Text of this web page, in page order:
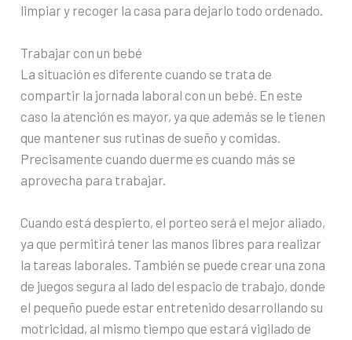
limpiar y recoger la casa para dejarlo todo ordenado.
Trabajar con un bebé
La situación es diferente cuando se trata de
compartir la jornada laboral con un bebé. En este
caso la atención es mayor, ya que además se le tienen
que mantener sus rutinas de sueño y comidas.
Precisamente cuando duerme es cuando más se
aprovecha para trabajar.
Cuando está despierto, el porteo será el mejor aliado,
ya que permitirá tener las manos libres para realizar
la tareas laborales. También se puede crear una zona
de juegos segura al lado del espacio de trabajo, donde
el pequeño puede estar entretenido desarrollando su
motricidad, al mismo tiempo que estará vigilado de